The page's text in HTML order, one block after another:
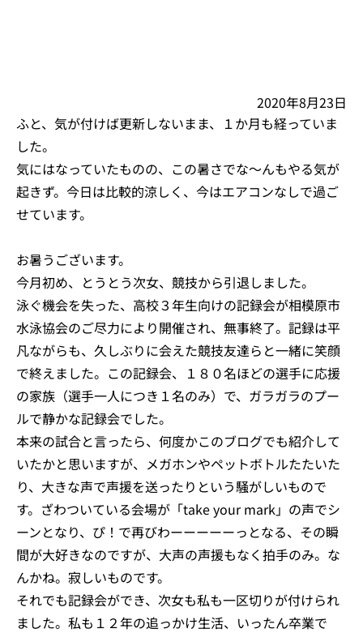
2020年8月23日
ふと、気が付けば更新しないまま、１か月も経っていま
した。
気にはなっていたものの、この暑さでな～んもやる気が
起きず。今日は比較的涼しく、今はエアコンなしで過ご
せています。
お暑うございます。
今月初め、とうとう次女、競技から引退しました。
泳ぐ機会を失った、高校３年生向けの記録会が相模原市
水泳協会のご尽力により開催され、無事終了。記録は平
凡ながらも、久しぶりに会えた競技友達らと一緒に笑顔
で終えました。この記録会、１８０名ほどの選手に応援
の家族（選手一人につき１名のみ）で、ガラガラのプー
ルで静かな記録会でした。
本来の試合と言ったら、何度かこのブログでも紹介して
いたかと思いますが、メガホンやペットボトルたたいた
り、大きな声で声援を送ったりという騒がしいもので
す。ざわついている会場が「take your mark」の声でシ
ーンとなり、ぴ！で再びわーーーーーっとなる、その瞬
間が大好きなのですが、大声の声援もなく拍手のみ。な
んかね。寂しいものです。
それでも記録会ができ、次女も私も一区切りが付けられ
ました。私も１２年の追っかけ生活、いったん卒業で